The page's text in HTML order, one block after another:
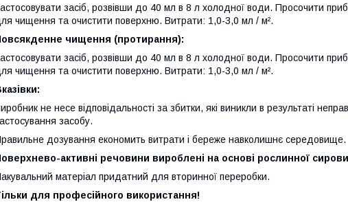
засіб, розвівши до 40 мл в 8 л холодної води. Просочити
чищення та очистити поверхню. Витрати: 1,0-3,0 мл / м².
чищення (протирання):
засіб, розвівши до 40 мл в 8 л холодної води. Просочити
чищення та очистити поверхню. Витрати: 1,0-3,0 мл / м².
не несе відповідальності за збитки, які виникли в результаті
засобу.
дозування економить витрати і береже навколишнє середовище.
активні речовини вироблені на основі рослинної
матеріал придатний для вторинної переробки.
для професійного використання!